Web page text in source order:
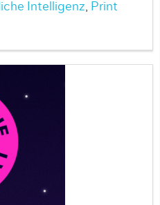
Intelligenz, Print